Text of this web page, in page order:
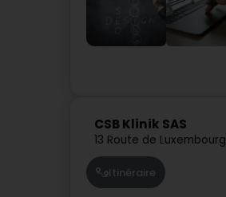
CSB Klinik SAS
13 Route de Luxembourg
Itinéraire